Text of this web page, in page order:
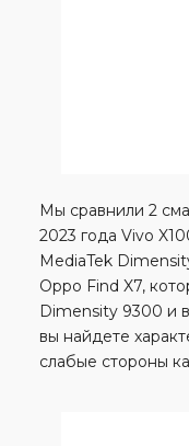
Мы сравнили 2
2023 года Vivo
MediaTek
Oppo Find X7,
Dimensity 9300 и
вы найдете
слабые стороны